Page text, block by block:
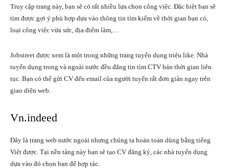
Truy cập trang này, bạn sẽ có rất nhiều lựa chọn công việc. Đặc biệt bạn sẽ
tìm được gợi ý phù hợp dựa vào thông tin tìm kiếm về thời gian bạn có,
loại công việc vừa sức, địa điểm làm,…
Jobstreet được xem là một trong những trang tuyển dụng triệu like. Nhà
tuyển dụng trong và ngoài nước đều đăng tin tìm CTV bán thời gian liên
tục. Bạn có thể gửi CV đến email của người tuyển rất đơn giản ngay trên
giao diện web.
Vn.indeed
Đây là trang web nước ngoài nhưng chúng ta hoàn toàn dùng bằng tiếng
Việt được. Tại nền tảng này bạn sẽ tạo CV đăng ký, các nhà tuyển dụng
dựa vào đó chọn bạn để hợp tác.